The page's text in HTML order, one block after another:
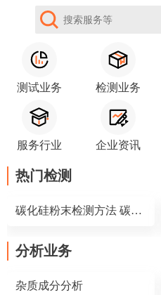
测试业务 检测业务
服务行业 企业资讯
热门检测
碳化硅粉末检测方法 碳化硅粉末检测标准
分析业务
杂质成分分析